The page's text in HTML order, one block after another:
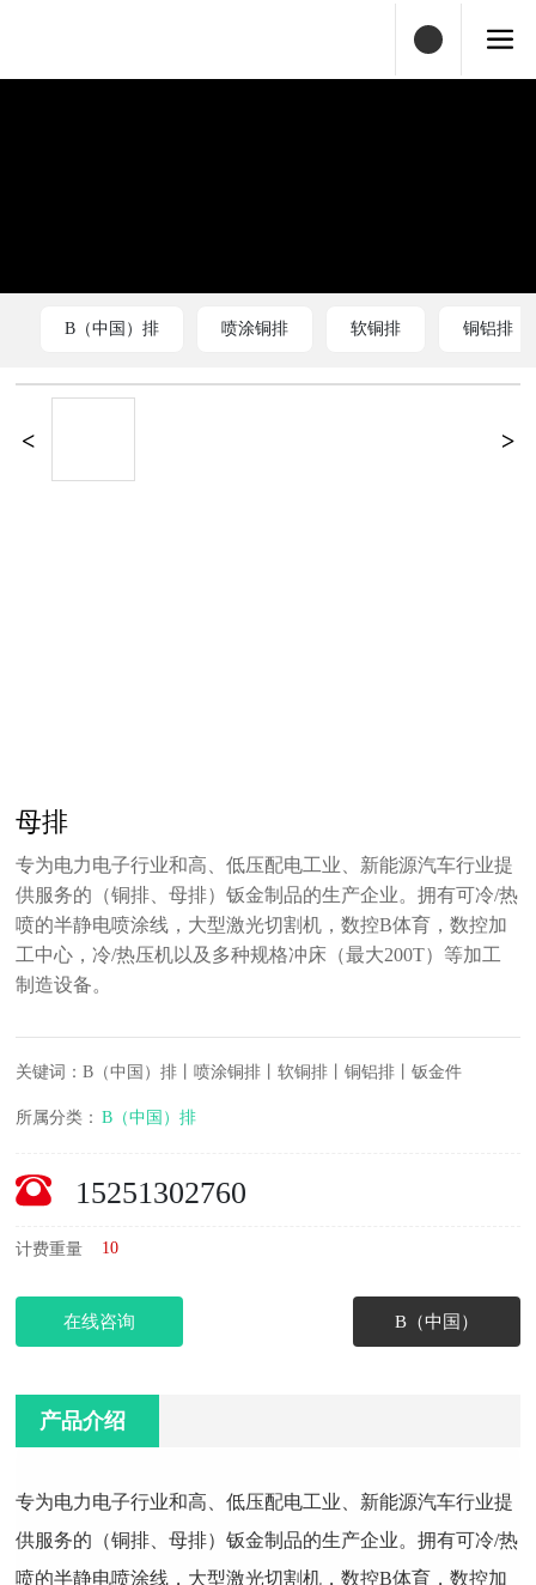
B（中国）排 喷涂铜排 软铜排 铜铝排
母排
专为电力电子行业和高、低压配电工业、新能源汽车行业提
供服务的（铜排、母排）钣金制品的生产企业。拥有可冷/热
喷的半静电喷涂线，大型激光切割机，数控B体育，数控加
工中心，冷/热压机以及多种规格冲床（最大200T）等加工
制造设备。
关键词：B（中国）排丨喷涂铜排丨软铜排丨铜铝排丨钣金件
所属分类： B（中国）排
15251302760
计费重量 10
在线咨询 B（中国）
产品介绍
专为电力电子行业和高、低压配电工业、新能源汽车行业提
供服务的（铜排、母排）钣金制品的生产企业。拥有可冷/热
喷的半静电喷涂线，大型激光切割机，数控B体育，数控加